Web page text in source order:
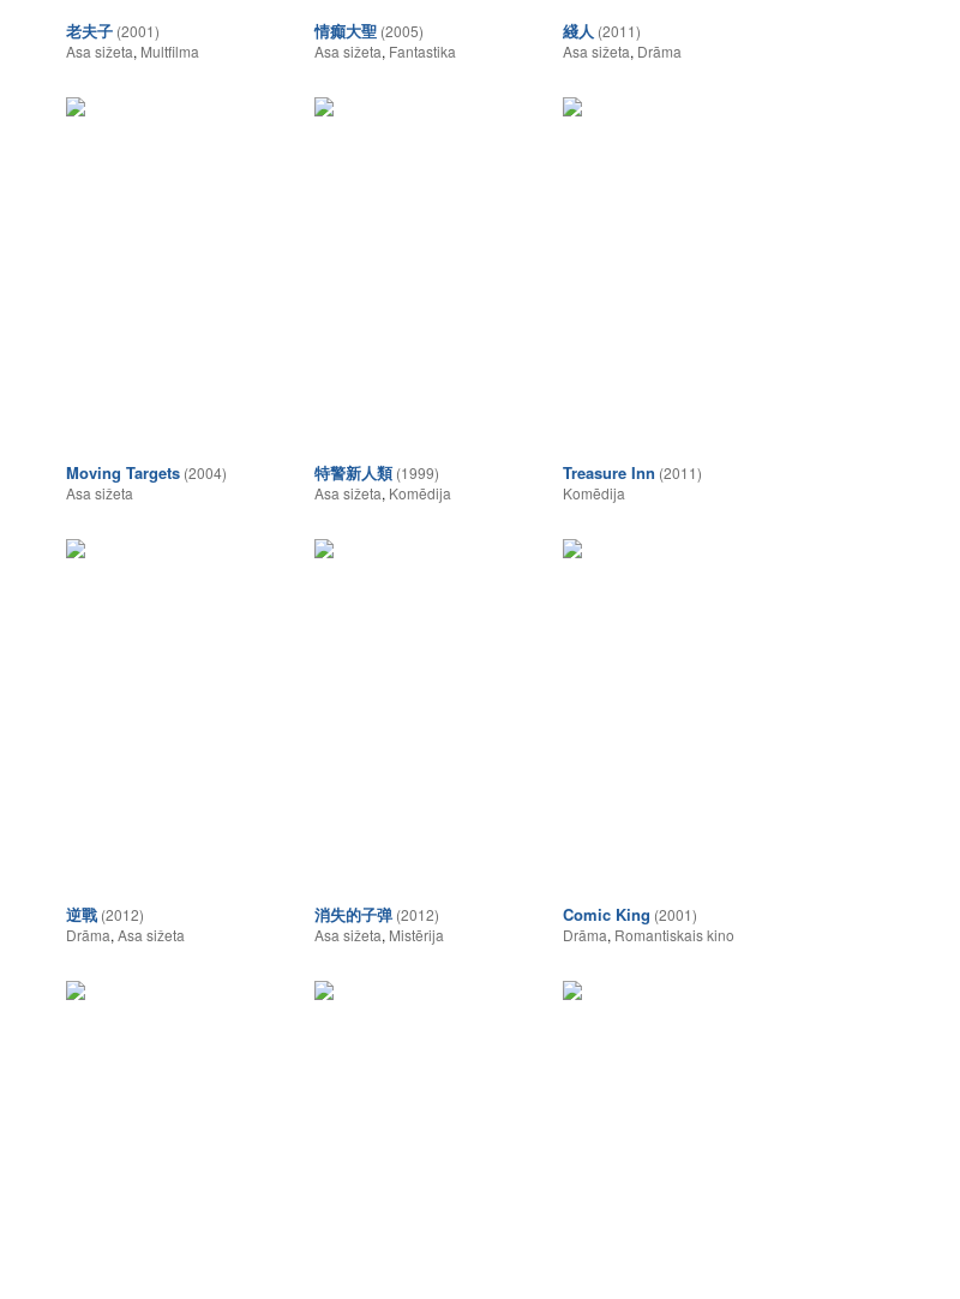
老夫子 (2001)
Asa sižeta, Multfilma
情癲大聖 (2005)
Asa sižeta, Fantastika
綫人 (2011)
Asa sižeta, Drāma
Moving Targets (2004)
Asa sižeta
特警新人類 (1999)
Asa sižeta, Komēdija
Treasure Inn (2011)
Komēdija
逆戰 (2012)
Drāma, Asa sižeta
消失的子弹 (2012)
Asa sižeta, Mistērija
Comic King (2001)
Drāma, Romantiskais kino